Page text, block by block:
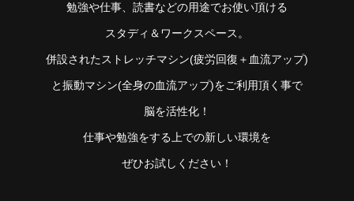
勉強や仕事、読書などの用途でお使い頂ける
スタディ＆ワークスペース。
併設されたストレッチマシン(疲労回復＋血流アップ)
と振動マシン(全身の血流アップ)をご利用頂く事で
脳を活性化！
仕事や勉強をする上での新しい環境を
ぜひお試しください！